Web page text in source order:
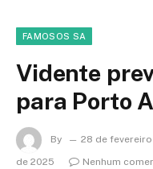
FAMOSOS SA
Vidente
para Porto
By 28 de
de 2025
Nenhum